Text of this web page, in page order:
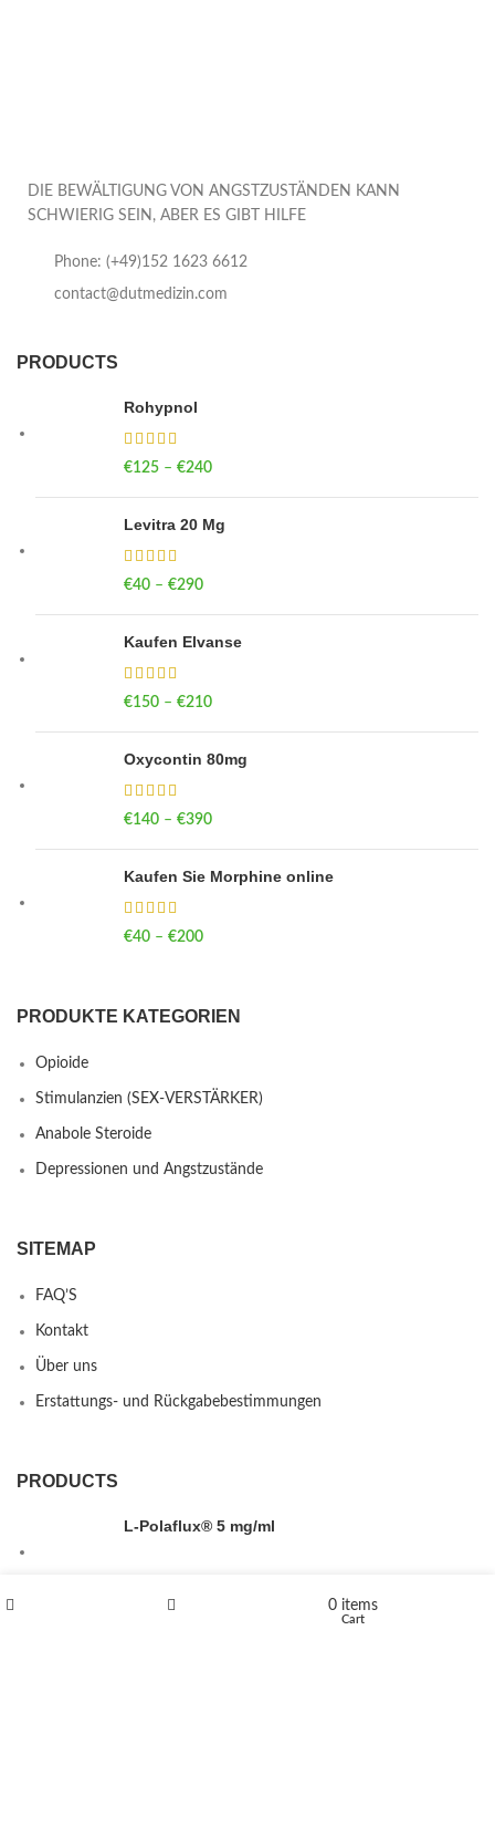
DIE BEWÄLTIGUNG VON ANGSTZUSTÄNDEN KANN
SCHWIERIG SEIN, ABER ES GIBT HILFE
Phone: (+49)152 1623 6612
contact@dutmedizin.com
PRODUCTS
Rohypnol
€125 – €240
Levitra 20 Mg
€40 – €290
Kaufen Elvanse
€150 – €210
Oxycontin 80mg
€140 – €390
Kaufen Sie Morphine online
€40 – €200
PRODUKTE KATEGORIEN
Opioide
Stimulanzien (SEX-VERSTÄRKER)
Anabole Steroide
Depressionen und Angstzustände
SITEMAP
FAQ’S
Kontakt
Über uns
Erstattungs- und Rückgabebestimmungen
PRODUCTS
L-Polaflux® 5 mg/ml
0 items
Cart